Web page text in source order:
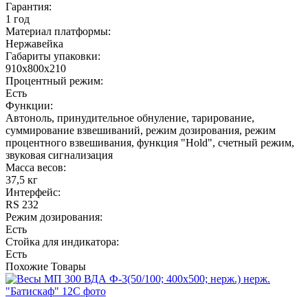
Гарантия:
1 год
Материал платформы:
Нержавейка
Габариты упаковки:
910х800х210
Процентный режим:
Есть
Функции:
Автоноль, принудительное обнуление, тарирование,
суммирование взвешиваний, режим дозирования, режим
процентного взвешивания, функция "Hold", счетный режим,
звуковая сигнализация
Масса весов:
37,5 кг
Интерфейс:
RS 232
Режим дозирования:
Есть
Стойка для индикатора:
Есть
Похожие Товары